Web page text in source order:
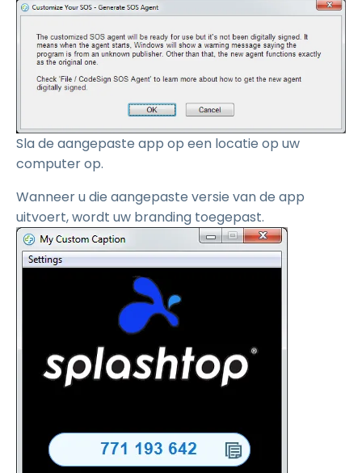
Sla de aangepaste app op een locatie op uw
computer op.
Wanneer u die aangepaste versie van de app
uitvoert, wordt uw branding toegepast.